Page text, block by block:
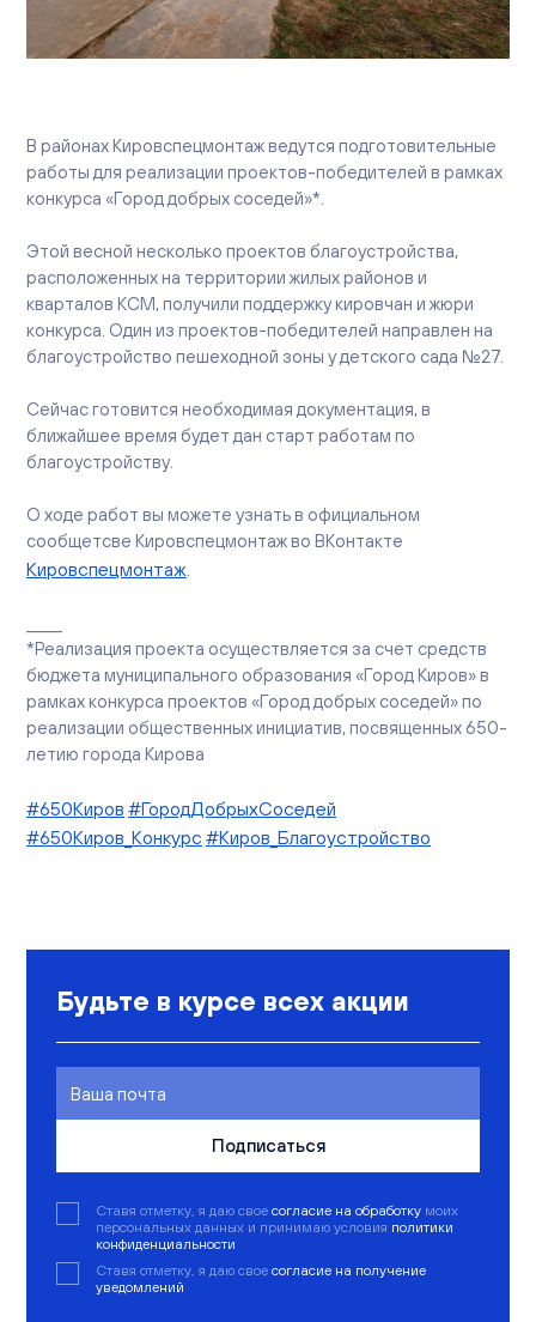
Вакансии
Офисы продаж
Контакты
В районах Кировспецмонтаж ведутся подготовительные
работы для реализации проектов-победителей в рамках
конкурса «Город добрых соседей»*.
Этой весной несколько проектов благоустройства,
расположенных на территории жилых районов и
кварталов КСМ, получили поддержку кировчан и жюри
конкурса. Один из проектов-победителей направлен на
благоустройство пешеходной зоны у детского сада №27.
Сейчас готовится необходимая документация, в
ближайшее время будет дан старт работам по
благоустройству.
О ходе работ вы можете узнать в официальном
сообщетсве Кировспецмонтаж во ВКонтакте
Кировспецмонтаж.
*Реализация проекта осуществляется за счет средств
бюджета муниципального образования «Город Киров» в
рамках конкурса проектов «Город добрых соседей» по
реализации общественных инициатив, посвященных 650-
летию города Кирова
#650Киров #ГородДобрыхСоседей
#650Киров_Конкурс #Киров_Благоустройство
Будьте в курсе всех акции
Подписаться
Ставя отметку, я даю свое согласие на обработку моих
персональных данных и принимаю условия политики
конфиденциальности
Ставя отметку, я даю свое согласие на получение
уведомлений